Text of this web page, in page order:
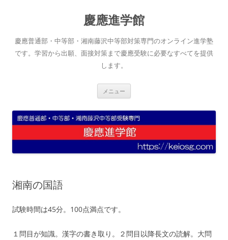
へ
ス
キ
慶應進学館
慶應普通部・中等部・湘南藤沢中等部対策専門のオンライン進学塾
です。学習から出願、面接対策まで慶應受験に必要なすべてを提供
します。
メニュー
湘南の国語
試験時間は45分。100点満点です。
１問目が知識。漢字の書き取り。２問目以降長文の読解。大問